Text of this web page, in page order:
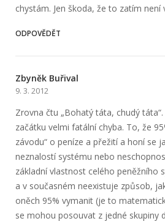
chystám. Jen škoda, že to zatím
ODPOVĚDĚT
Zbyněk Buřival
9. 3. 2012
Zrovna čtu „Bohatý táta, chudý
začátku velmi fatální chyba. To, že
závodu“ o peníze a přežití a honí se
neznalostí systému nebo
základní vlastnost celého peněžního
a v současném neexistuje způsob,
oněch 95% vymanit (je to
se mohou posouvat z jedné skupiny